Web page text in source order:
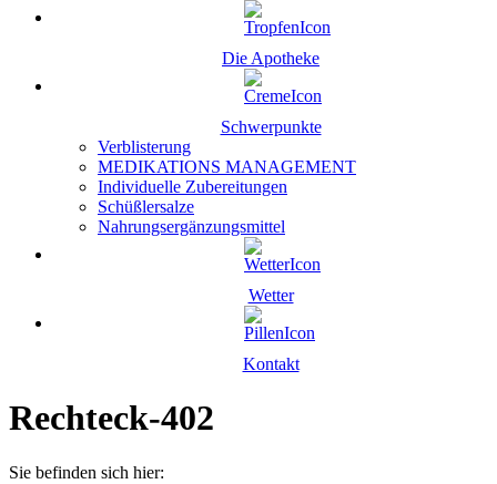
Die Apotheke
Schwerpunkte
Verblisterung
MEDIKATIONS MANAGEMENT
Individuelle Zubereitungen
Schüßlersalze
Nahrungsergänzungsmittel
Wetter
Kontakt
Rechteck-402
Sie befinden sich hier: